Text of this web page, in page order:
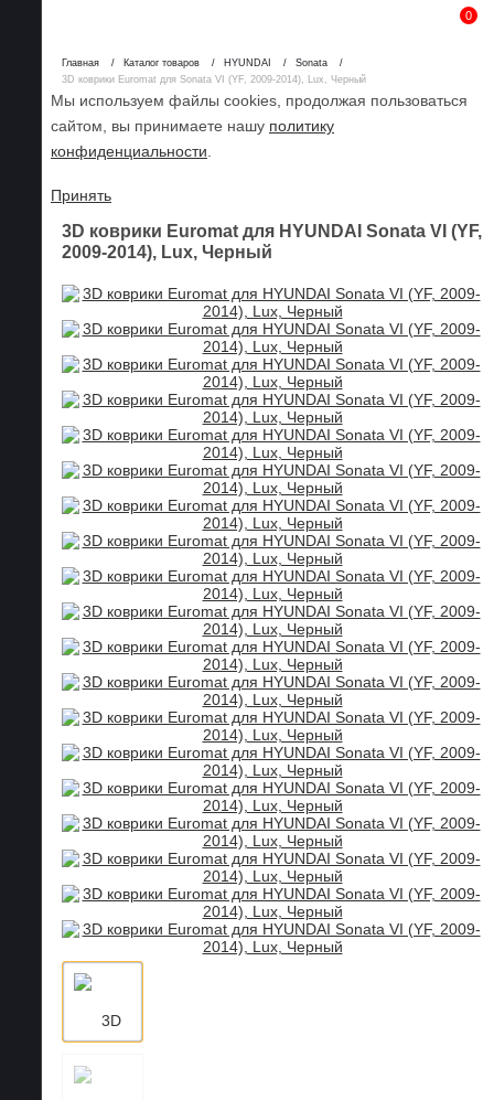
0
Главная Каталог товаров HYUNDAI
Sonata
3D коврики Euromat для Sonata VI (YF, 2009-2014), Lux, Черный
Мы используем файлы cookies, продолжая пользоваться
сайтом, вы принимаете нашу политику
конфиденциальности
Принять
3D коврики Euromat для HYUNDAI Sonata VI (YF,
2009-2014), Lux, Черный